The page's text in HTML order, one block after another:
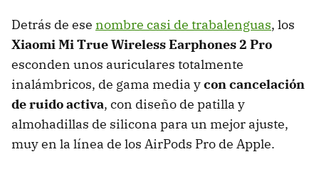
Detrás de ese nombre casi de trabalenguas, los
Xiaomi Mi True Wireless Earphones 2 Pro
esconden unos auriculares totalmente
inalámbricos, de gama media ycon cancelación
de ruido activa, con diseño de patilla y
almohadillas de silicona para un mejor ajuste,
muy en la línea de los AirPods Pro de Apple.